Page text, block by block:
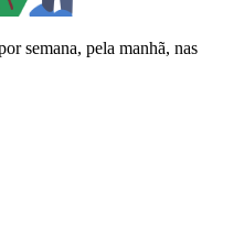
semana, pela manhã, nas